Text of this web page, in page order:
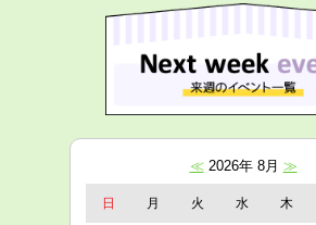
≪2026年 8月 ≫
日 月 火 水 木